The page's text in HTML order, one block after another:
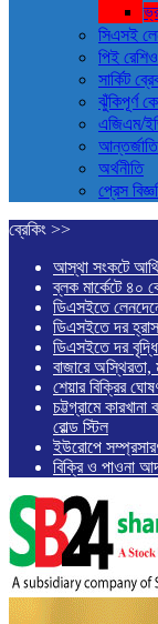
সিএসই
পিই রেশিও
সার্কিট
ঝুঁকিপূর্ণ
এজিএম/
অর্থনীতি
প্রেস
ব্রেকিং >>
আস্থা সংকটে
ব্লক মার্কেটে ৪০
ডিএসইতে
ডিএসইতে দর হ্রাস
ডিএসইতে দর বৃদ্ধি
বাজারে অস্থিরতা,
শেয়ার বিক্রির
চট্টগ্রামে
রোল্ড স্টিল
ইউরোপে
বিক্রি ও পাওনা